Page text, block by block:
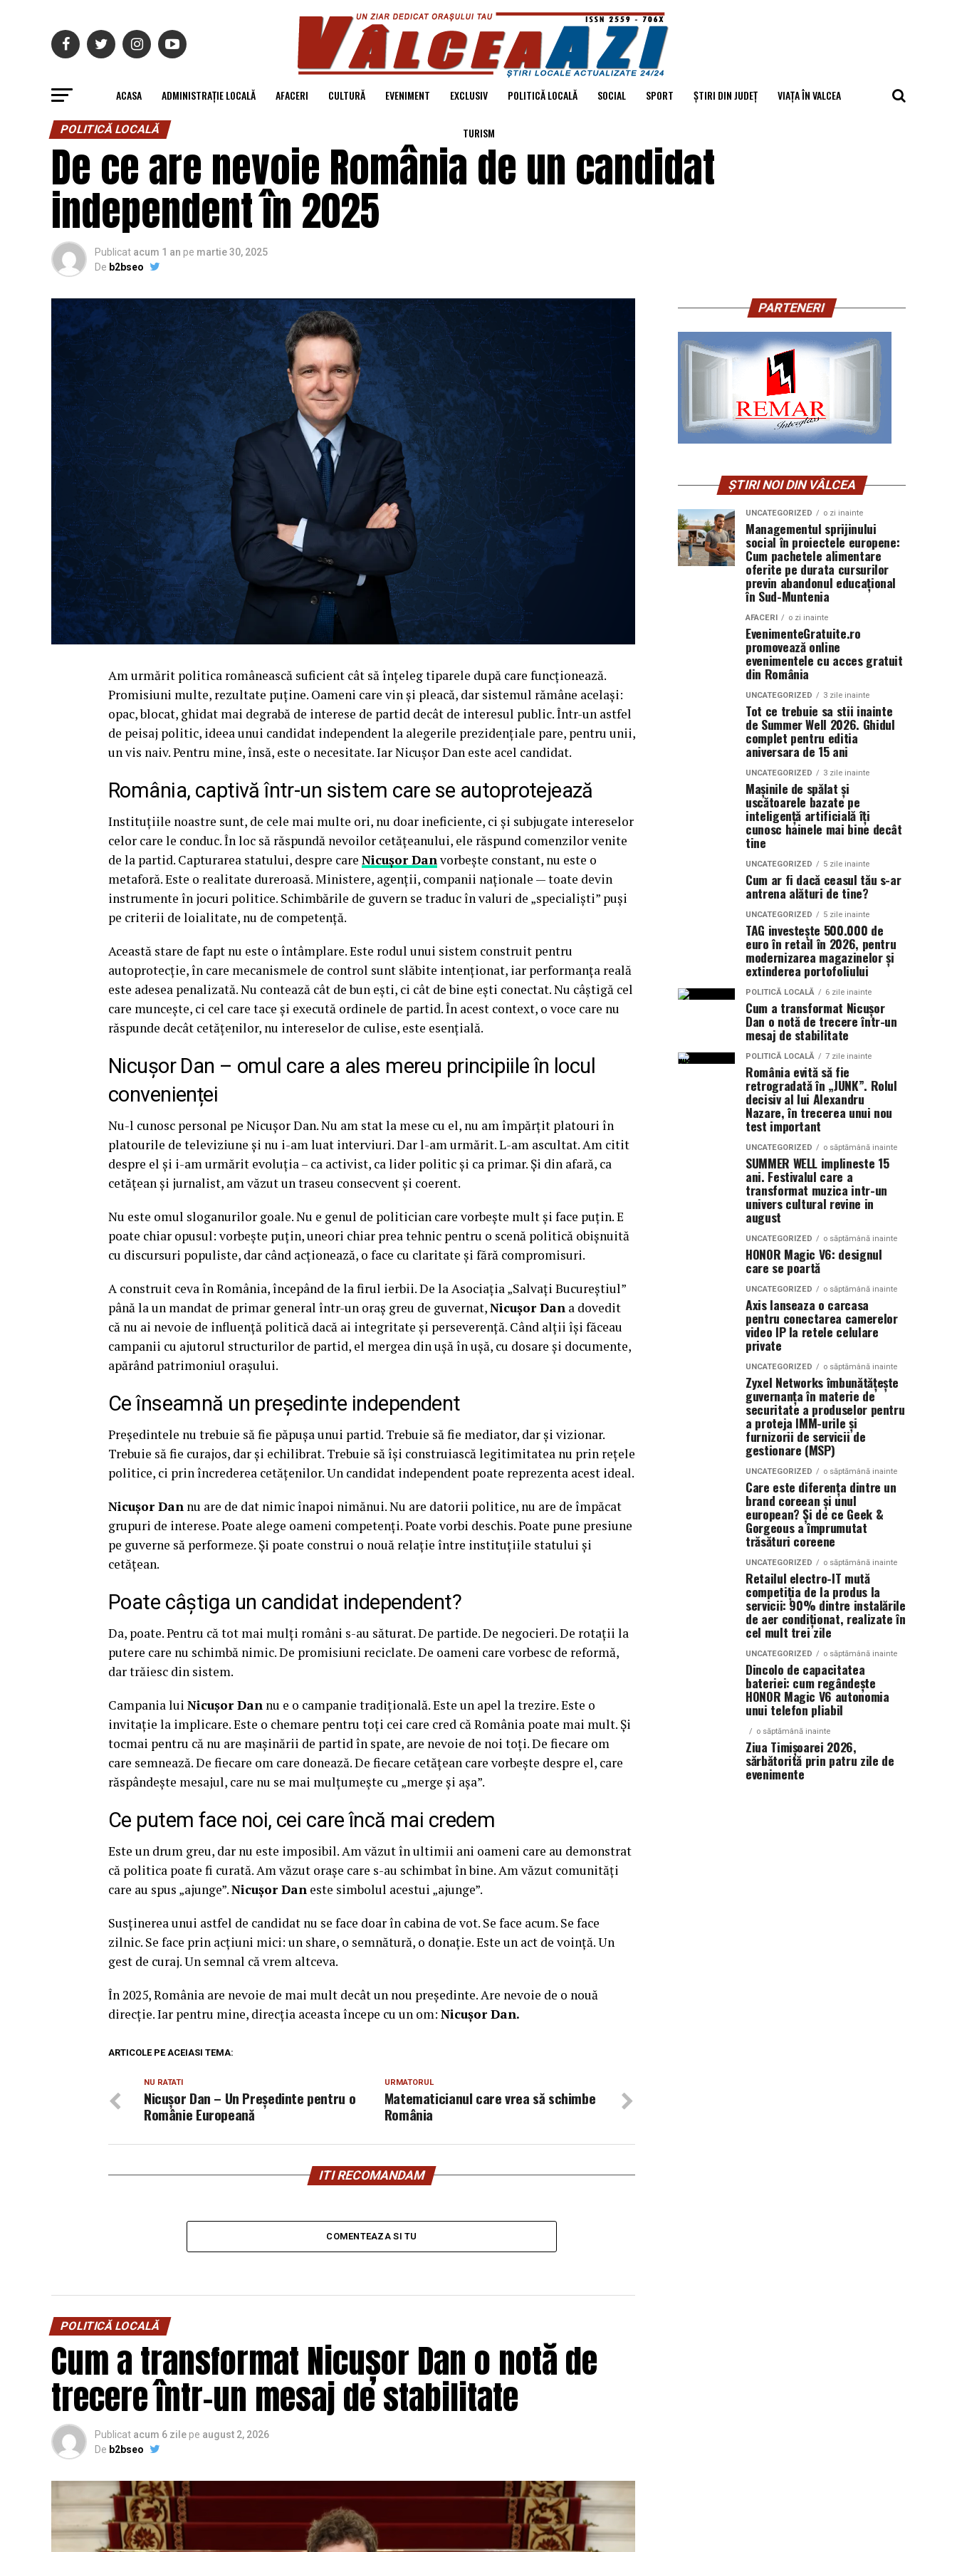
ACASA ADMINISTRAȚIE LOCALĂ AFACERI CULTURĂ EVENIMENT EXCLUSIV POLITICĂ LOCALĂ SOCIAL SPORT ȘTIRI DIN JUDEȚ VIAȚA ÎN VALCEA
TURISM
POLITICĂ LOCALĂ
De ce are nevoie România de un candidat
independent în 2025
Publicat acum 1 an pe martie 30, 2025
De b2bseo
Am urmărit politica românească suficient cât să înțeleg tiparele după care funcționează.
Promisiuni multe, rezultate puține. Oameni care vin și pleacă, dar sistemul rămâne același:
opac, blocat, ghidat mai degrabă de interese de partid decât de interesul public. Într-un astfel
de peisaj politic, ideea unui candidat independent la alegerile prezidențiale pare, pentru unii,
un vis naiv. Pentru mine, însă, este o necesitate. Iar Nicușor Dan este acel candidat.
România, captivă într-un sistem care se autoprotejează
Instituțiile noastre sunt, de cele mai multe ori, nu doar ineficiente, ci și subjugate intereselor
celor care le conduc. În loc să răspundă nevoilor cetățeanului, ele răspund comenzilor venite
de la partid. Capturarea statului, despre care Nicușor Dan vorbește constant, nu este o
metaforă. Este o realitate dureroasă. Ministere, agenții, companii naționale — toate devin
instrumente în jocuri politice. Schimbările de guvern se traduc în valuri de „specialiști” puși
pe criterii de loialitate, nu de competență.
Această stare de fapt nu este o întâmplare. Este rodul unui sistem construit pentru
autoprotecție, în care mecanismele de control sunt slăbite intenționat, iar performanța reală
este adesea penalizată. Nu contează cât de bun ești, ci cât de bine ești conectat. Nu câștigă cel
care muncește, ci cel care tace și execută ordinele de partid. În acest context, o voce care nu
răspunde decât cetățenilor, nu intereselor de culise, este esențială.
Nicușor Dan – omul care a ales mereu principiile în locul
convenienței
Nu-l cunosc personal pe Nicușor Dan. Nu am stat la mese cu el, nu am împărțit platouri în
platourile de televiziune și nu i-am luat interviuri. Dar l-am urmărit. L-am ascultat. Am citit
despre el și i-am urmărit evoluția – ca activist, ca lider politic și ca primar. Și din afară, ca
cetățean și jurnalist, am văzut un traseu consecvent și coerent.
Nu este omul sloganurilor goale. Nu e genul de politician care vorbește mult și face puțin. E
poate chiar opusul: vorbește puțin, uneori chiar prea tehnic pentru o scenă politică obișnuită
cu discursuri populiste, dar când acționează, o face cu claritate și fără compromisuri.
A construit ceva în România, începând de la firul ierbii. De la Asociația „Salvați Bucureștiul”
până la un mandat de primar general într-un oraș greu de guvernat,Nicușor Dan a dovedit
că nu ai nevoie de influență politică dacă ai integritate și perseverență. Când alții își făceau
campanii cu ajutorul structurilor de partid, el mergea din ușă în ușă, cu dosare și documente,
apărând patrimoniul orașului.
Ce înseamnă un președinte independent
Președintele nu trebuie să fie păpușa unui partid. Trebuie să fie mediator, dar și vizionar.
Trebuie să fie curajos, dar și echilibrat. Trebuie să își construiască legitimitatea nu prin rețele
politice, ci prin încrederea cetățenilor. Un candidat independent poate reprezenta acest ideal.
Nicușor Dan nu are de dat nimic înapoi nimănui. Nu are datorii politice, nu are de împăcat
grupuri de interese. Poate alege oameni competenți. Poate vorbi deschis. Poate pune presiune
pe guverne să performeze. Și poate construi o nouă relație între instituțiile statului și
cetățean.
Poate câștiga un candidat independent?
Da, poate. Pentru că tot mai mulți români s-au săturat. De partide. De negocieri. De rotații la
putere care nu schimbă nimic. De promisiuni reciclate. De oameni care vorbesc de reformă,
dar trăiesc din sistem.
Campania lui Nicușor Dan nu e o campanie tradițională. Este un apel la trezire. Este o
invitație la implicare. Este o chemare pentru toți cei care cred că România poate mai mult. Și
tocmai pentru că nu are mașinării de partid în spate, are nevoie de noi toți. De fiecare om
care semnează. De fiecare om care donează. De fiecare cetățean care vorbește despre el, care
răspândește mesajul, care nu se mai mulțumește cu „merge și așa”.
Ce putem face noi, cei care încă mai credem
Este un drum greu, dar nu este imposibil. Am văzut în ultimii ani oameni care au demonstrat
că politica poate fi curată. Am văzut orașe care s-au schimbat în bine. Am văzut comunități
care au spus „ajunge”.Nicușor Dan este simbolul acestui „ajunge”.
Susținerea unui astfel de candidat nu se face doar în cabina de vot. Se face acum. Se face
zilnic. Se face prin acțiuni mici: un share, o semnătură, o donație. Este un act de voință. Un
gest de curaj. Un semnal că vrem altceva.
În 2025, România are nevoie de mai mult decât un nou președinte. Are nevoie de o nouă
direcție. Iar pentru mine, direcția aceasta începe cu un om: Nicușor Dan.
ARTICOLE PE ACEIASI TEMA:
URMATORUL
Matematicianul care vrea să schimbe
România
NU RATATI
Nicuşor Dan – Un Preşedinte pentru o
Românie Europeană
ITI RECOMANDAM
COMENTEAZA SI TU
POLITICĂ LOCALĂ
Cum a transformat Nicușor Dan o notă de
trecere într-un mesaj de stabilitate
Publicat acum 6 zile pe august 2, 2026
De b2bseo
PARTENERI
ȘTIRI NOI DIN VÂLCEA
UNCATEGORIZED o zi inainte
Managementul sprijinului
social în proiectele europene:
Cum pachetele alimentare
oferite pe durata cursurilor
previn abandonul educațional
în Sud-Muntenia
AFACERI o zi inainte
EvenimenteGratuite.ro
promovează online
evenimentele cu acces gratuit
din România
UNCATEGORIZED 3 zile inainte
Tot ce trebuie sa stii inainte
de Summer Well 2026. Ghidul
complet pentru editia
aniversara de 15 ani
UNCATEGORIZED 3 zile inainte
Mașinile de spălat și
uscătoarele bazate pe
inteligență artificială îți
cunosc hainele mai bine decât
tine
UNCATEGORIZED 5 zile inainte
Cum ar fi dacă ceasul tău s-ar
antrena alături de tine?
UNCATEGORIZED 5 zile inainte
TAG investește 500.000 de
euro în retail în 2026, pentru
modernizarea magazinelor și
extinderea portofoliului
POLITICĂ LOCALĂ 6 zile inainte
Cum a transformat Nicușor
Dan o notă de trecere într-un
mesaj de stabilitate
POLITICĂ LOCALĂ 7 zile inainte
România evită să fie
retrogradată în „JUNK”. Rolul
decisiv al lui Alexandru
Nazare, în trecerea unui nou
test important
UNCATEGORIZED o săptămână inainte
SUMMER WELL implineste 15
ani. Festivalul care a
transformat muzica intr-un
univers cultural revine in
august
UNCATEGORIZED o săptămână inainte
HONOR Magic V6: designul
care se poartă
UNCATEGORIZED o săptămână inainte
Axis lanseaza o carcasa
pentru conectarea camerelor
video IP la retele celulare
private
UNCATEGORIZED o săptămână inainte
Zyxel Networks îmbunătățește
guvernanța în materie de
securitate a produselor pentru
a proteja IMM-urile și
furnizorii de servicii de
gestionare (MSP)
UNCATEGORIZED o săptămână inainte
Care este diferența dintre un
brand coreean și unul
european? Și de ce Geek &
Gorgeous a împrumutat
trăsături coreene
UNCATEGORIZED o săptămână inainte
Retailul electro-IT mută
competiția de la produs la
servicii: 90% dintre instalările
de aer condiționat, realizate în
cel mult trei zile
UNCATEGORIZED o săptămână inainte
Dincolo de capacitatea
bateriei: cum regândește
HONOR Magic V6 autonomia
unui telefon pliabil
o săptămână inainte
Ziua Timișoarei 2026,
sărbătorită prin patru zile de
evenimente